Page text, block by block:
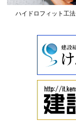
ハイドロフィット工法